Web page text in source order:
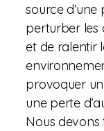
source
perturber les
et de ralentir
provoquer un
une perte
Nous